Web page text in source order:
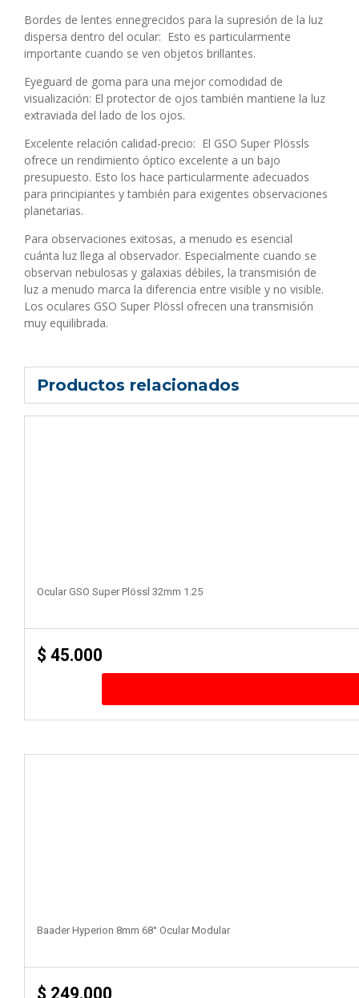
Bordes de lentes ennegrecidos para la supresión de la luz
dispersa dentro del ocular: Esto es particularmente
importante cuando se ven objetos brillantes.
Eyeguard de goma para una mejor comodidad de
visualización: El protector de ojos también mantiene la luz
extraviada del lado de los ojos.
Excelente relación calidad-precio: El GSO Super Plössls
ofrece un rendimiento óptico excelente a un bajo
presupuesto. Esto los hace particularmente adecuados
para principiantes y también para exigentes observaciones
planetarias.
Para observaciones exitosas, a menudo es esencial
cuánta luz llega al observador. Especialmente cuando se
observan nebulosas y galaxias débiles, la transmisión de
luz a menudo marca la diferencia entre visible y no visible.
Los oculares GSO Super Plössl ofrecen una transmisión
muy equilibrada.
Productos relacionados
Ocular GSO Super Plössl 32mm 1.25
$ 45.000
Baader Hyperion 8mm 68° Ocular Modular
$ 249.000